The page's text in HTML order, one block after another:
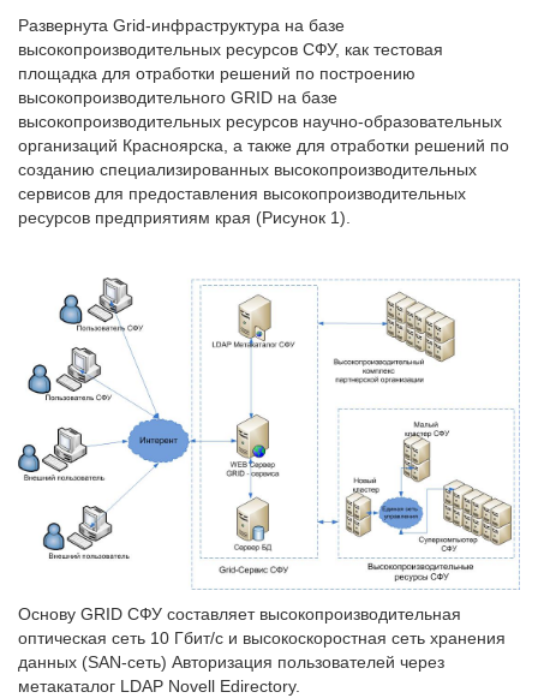
Развернута Grid-инфраструктура на базе
высокопроизводительных ресурсов СФУ, как тестовая
площадка для отработки решений по построению
высокопроизводительного GRID на базе
высокопроизводительных ресурсов научно-образовательных
организаций Красноярска, а также для отработки решений по
созданию специализированных высокопроизводительных
сервисов для предоставления высокопроизводительных
ресурсов предприятиям края (Рисунок 1).
Основу GRID СФУ составляет высокопроизводительная
оптическая сеть 10 Гбит/c и высокоскоростная сеть хранения
данных (SAN-сеть) Авторизация пользователей через
метакаталог LDAP Novell Edirectory.